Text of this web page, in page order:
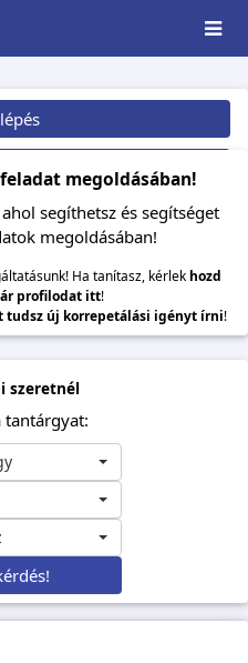
megoldásában!
segíthetsz és segítséget
megoldásában!
Ha tanítasz, kérlek hozd
profilodat itt!
tudsz új korrepetálási igényt írni!
szeretnél
tantárgyat: